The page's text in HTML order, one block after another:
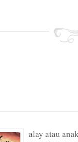
alay atau